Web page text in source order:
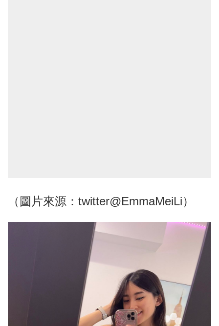
（圖片來源：twitter@EmmaMeiLi）